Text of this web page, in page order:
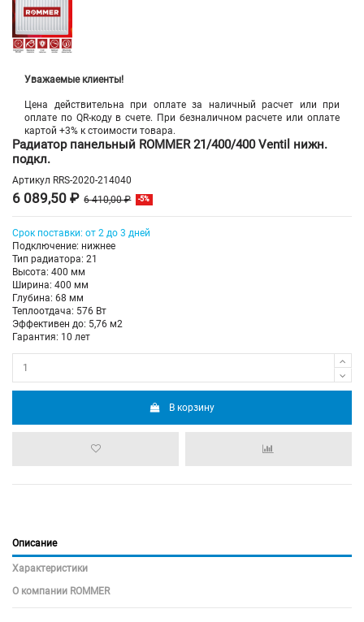
Уважаемые клиенты!
Цена действительна при оплате за наличный расчет или при
оплате по QR-коду в счете. При безналичном расчете или оплате
картой +3% к стоимости товара.
Радиатор панельный ROMMER 21/400/400 Ventil нижн.
подкл.
Артикул RRS-2020-214040
6 089,50 ₽ 6 410,00 ₽ -5%
Срок поставки: от 2 до 3 дней
Подключение: нижнее
Тип радиатора: 21
Высота: 400 мм
Ширина: 400 мм
Глубина: 68 мм
Теплоотдача: 576 Вт
Эффективен до: 5,76 м2
Гарантия: 10 лет
В корзину
Описание
Характеристики
О компании ROMMER